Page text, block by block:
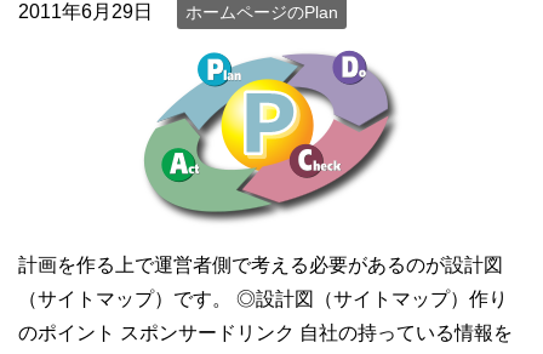
2011年6月29日 ホームページのPlan
計画を作る上で運営者側で考える必要があるのが設計図
（サイトマップ）です。 ◎設計図（サイトマップ）作り
のポイント スポンサードリンク 自社の持っている情報を